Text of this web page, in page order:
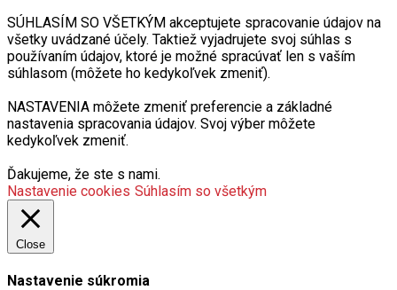
SÚHLASÍM SO VŠETKÝM akceptujete spracovanie údajov na
všetky uvádzané účely. Taktiež vyjadrujete svoj súhlas s
používaním údajov, ktoré je možné spracúvať len s vaším
súhlasom (môžete ho kedykoľvek zmeniť).
NASTAVENIA môžete zmeniť preferencie a základné
nastavenia spracovania údajov. Svoj výber môžete
kedykoľvek zmeniť.
Ďakujeme, že ste s nami.
Nastavenie cookies Súhlasím so všetkým
Close
Nastavenie súkromia